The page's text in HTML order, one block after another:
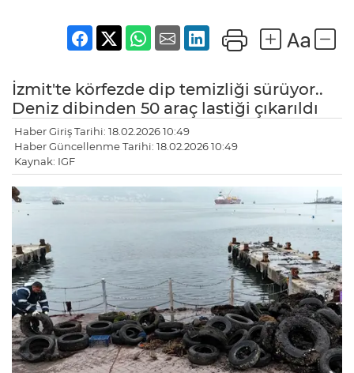
İzmit'te körfezde dip temizliği sürüyor..
Deniz dibinden 50 araç lastiği çıkarıldı
Haber Giriş Tarihi: 18.02.2026 10:49
Haber Güncellenme Tarihi: 18.02.2026 10:49
Kaynak: IGF